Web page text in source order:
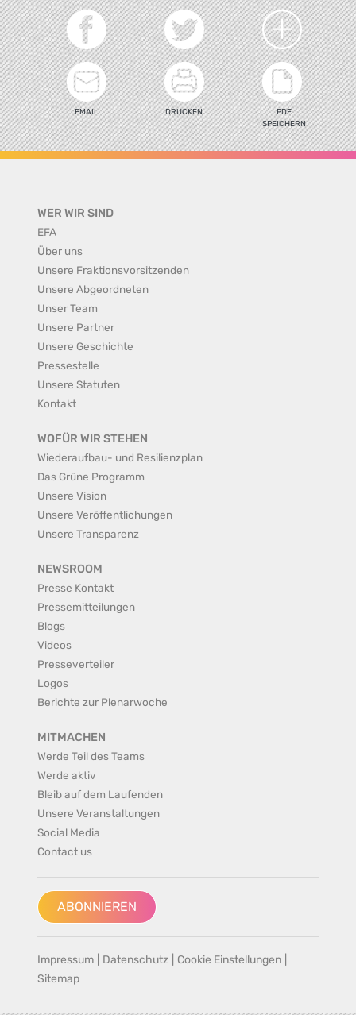
EMAIL DRUCKEN
PDF
SPEICHERN
WER WIR SIND
EFA
Über uns
Unsere Fraktionsvorsitzenden
Unsere Abgeordneten
Unser Team
Unsere Partner
Unsere Geschichte
Pressestelle
Unsere Statuten
Kontakt
WOFÜR WIR STEHEN
Wiederaufbau- und Resilienzplan
Das Grüne Programm
Unsere Vision
Unsere Veröffentlichungen
Unsere Transparenz
NEWSROOM
Presse Kontakt
Pressemitteilungen
Blogs
Videos
Presseverteiler
Logos
Berichte zur Plenarwoche
MITMACHEN
Werde Teil des Teams
Werde aktiv
Bleib auf dem Laufenden
Unsere Veranstaltungen
Social Media
Contact us
ABONNIEREN
Impressum Datenschutz Cookie Einstellungen
Sitemap